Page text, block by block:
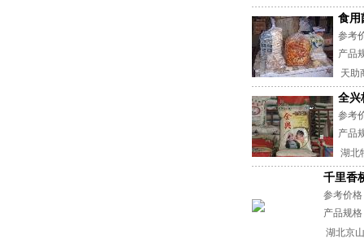
食用
参考
产品
天助
全兴
参考
产品
湖北
千里香
参考价
产品规
湖北京